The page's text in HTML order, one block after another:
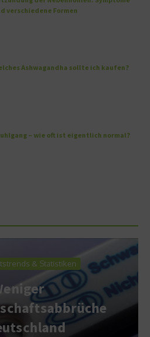
verschiedene Formen
Ashwagandha sollte ich kaufen?
– wie oft ist eigentlich normal?
& Statistiken